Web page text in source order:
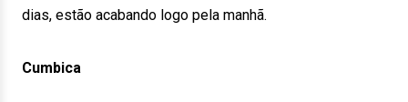
dias, estão acabando logo pela manhã.
Cumbica